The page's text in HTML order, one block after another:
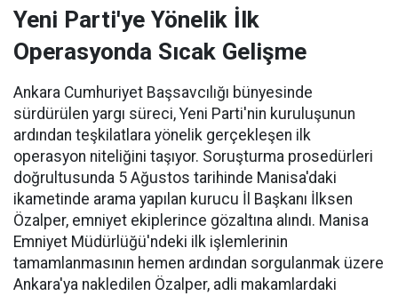
Yeni Parti'ye Yönelik İlk
Operasyonda Sıcak Gelişme
Ankara Cumhuriyet Başsavcılığı bünyesinde
sürdürülen yargı süreci, Yeni Parti'nin kuruluşunun
ardından teşkilatlara yönelik gerçekleşen ilk
operasyon niteliğini taşıyor. Soruşturma prosedürleri
doğrultusunda 5 Ağustos tarihinde Manisa'daki
ikametinde arama yapılan kurucu İl Başkanı İlksen
Özalper, emniyet ekiplerince gözaltına alındı. Manisa
Emniyet Müdürlüğü'ndeki ilk işlemlerinin
tamamlanmasının hemen ardından sorgulanmak üzere
Ankara'ya nakledilen Özalper, adli makamlardaki